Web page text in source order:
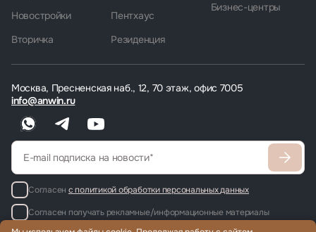
Москва, Пресненская наб., 12, 70 этаж, офис 7005
info@anwin.ru
Согласен с политикой обработки персональных данных
Согласен получать рекламные/информационные материалы
Новостройки
Вторичка
Пентхаус
Резиденция
Бизнес-центры